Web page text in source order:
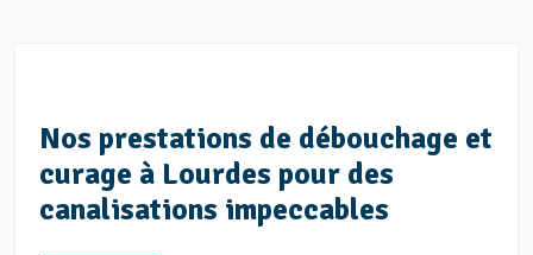
Nos prestations de débouchage et
curage à Lourdes pour des
canalisations impeccables